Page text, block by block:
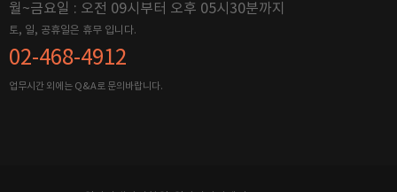
월~금요일 : 오전 09시부터 오후 05시30분까지
토, 일, 공휴일은 휴무 입니다.
02-468-4912
업무시간 외에는 Q&A로 문의바랍니다.